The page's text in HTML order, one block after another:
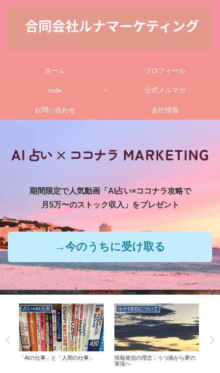
ホーム プロフィール
note 公式メルマガ
お問い合わせ 会社情報
期間限定で人気動画「AI占い×ココナラ攻略で
月5万〜のストック収入」をプレゼント
→今のうちに受け取る
占い×AI活用
「AIの仕事」と「人間の仕事」
ルナCEOについて
情報発信の理念：うつ病から夢の
実現へ